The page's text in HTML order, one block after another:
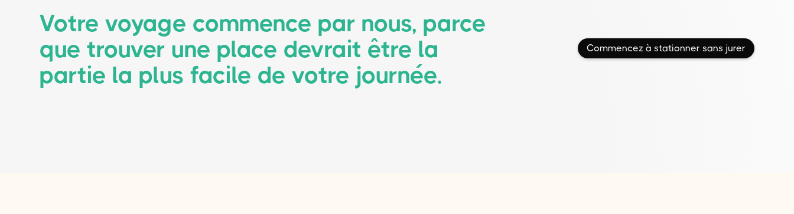
Votre voyage commence par nous, parce
que trouver une place devrait être la
partie la plus facile de votre journée.
Commencez à stationner sans jurer